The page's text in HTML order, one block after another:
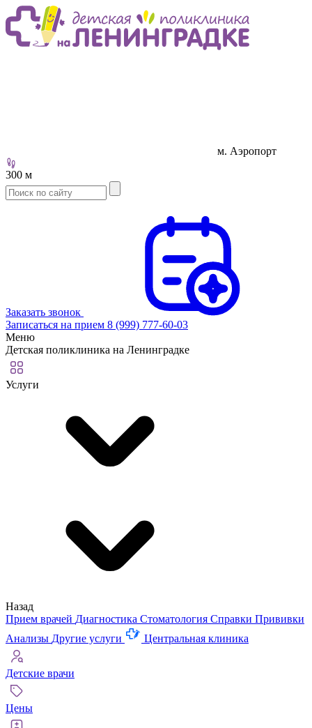
м. Аэропорт
300 м
Заказать звонок
Записаться на прием 8 (999) 777-60-03
Меню
Детская поликлиника на Ленинградке
Услуги
Назад
Прием врачей Диагностика Стоматология Справки Прививки
Анализы Другие услуги Центральная клиника
Детские врачи
Цены